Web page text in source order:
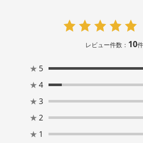
レビュー件数： 10件
★ 5
★ 4
★ 3
★ 2
★ 1